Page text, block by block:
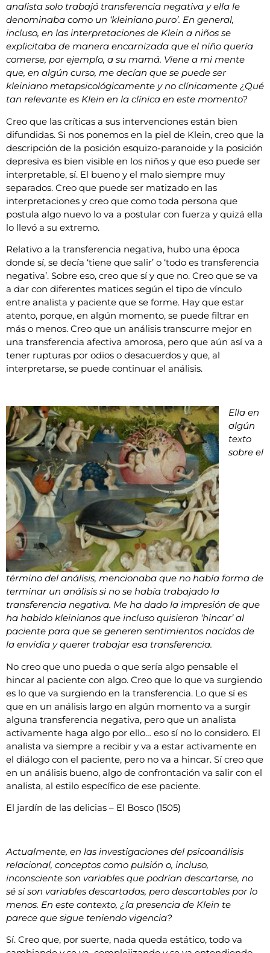
analista solo trabajó transferencia negativa y ella le
denominaba como un ‘kleiniano puro’. En general,
incluso, en las interpretaciones de Klein a niños se
explicitaba de manera encarnizada que el niño quería
comerse, por ejemplo, a su mamá. Viene a mi mente
que, en algún curso, me decían que se puede ser
kleiniano metapsicológicamente y no clínicamente ¿Qué
tan relevante es Klein en la clínica en este momento?
Creo que las críticas a sus intervenciones están bien
difundidas. Si nos ponemos en la piel de Klein, creo que la
descripción de la posición esquizo-paranoide y la posición
depresiva es bien visible en los niños y que eso puede ser
interpretable, sí. El bueno y el malo siempre muy
separados. Creo que puede ser matizado en las
interpretaciones y creo que como toda persona que
postula algo nuevo lo va a postular con fuerza y quizá ella
lo llevó a su extremo.
Relativo a la transferencia negativa, hubo una época
donde sí, se decía ‘tiene que salir’ o ‘todo es transferencia
negativa’. Sobre eso, creo que sí y que no. Creo que se va
a dar con diferentes matices según el tipo de vínculo
entre analista y paciente que se forme. Hay que estar
atento, porque, en algún momento, se puede filtrar en
más o menos. Creo que un análisis transcurre mejor en
una transferencia afectiva amorosa, pero que aún así va a
tener rupturas por odios o desacuerdos y que, al
interpretarse, se puede continuar el análisis.
Ella en
algún
texto
sobre el
término del análisis, mencionaba que no había forma de
terminar un análisis si no se había trabajado la
transferencia negativa. Me ha dado la impresión de que
ha habido kleinianos que incluso quisieron ‘hincar’ al
paciente para que se generen sentimientos nacidos de
la envidia y querer trabajar esa transferencia.
No creo que uno pueda o que sería algo pensable el
hincar al paciente con algo. Creo que lo que va surgiendo
es lo que va surgiendo en la transferencia. Lo que sí es
que en un análisis largo en algún momento va a surgir
alguna transferencia negativa, pero que un analista
activamente haga algo por ello… eso sí no lo considero. El
analista va siempre a recibir y va a estar activamente en
el diálogo con el paciente, pero no va a hincar. Sí creo que
en un análisis bueno, algo de confrontación va salir con el
analista, al estilo específico de ese paciente.
El jardín de las delicias – El Bosco (1505)
Actualmente, en las investigaciones del psicoanálisis
relacional, conceptos como pulsión o, incluso,
inconsciente son variables que podrían descartarse, no
sé si son variables descartadas, pero descartables por lo
menos. En este contexto, ¿la presencia de Klein te
parece que sigue teniendo vigencia?
Sí. Creo que, por suerte, nada queda estático, todo va